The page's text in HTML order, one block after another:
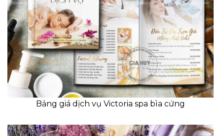
Bảng giá dịch vụ Victoria spa bìa cứng